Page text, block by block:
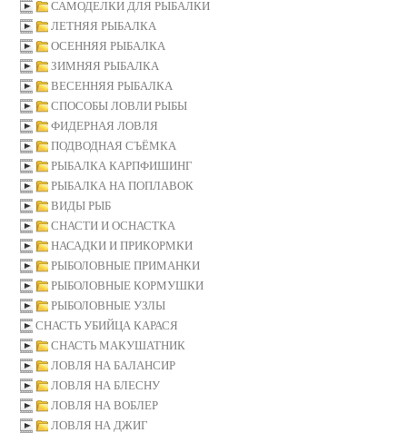
САМОДЕЛКИ ДЛЯ РЫБАЛКИ
ЛЕТНЯЯ РЫБАЛКА
ОСЕННЯЯ РЫБАЛКА
ЗИМНЯЯ РЫБАЛКА
ВЕСЕННЯЯ РЫБАЛКА
СПОСОБЫ ЛОВЛИ РЫБЫ
ФИДЕРНАЯ ЛОВЛЯ
ПОДВОДНАЯ СЪЁМКА
РЫБАЛКА КАРПФИШИНГ
РЫБАЛКА НА ПОПЛАВОК
ВИДЫ РЫБ
СНАСТИ И ОСНАСТКА
НАСАДКИ И ПРИКОРМКИ
РЫБОЛОВНЫЕ ПРИМАНКИ
РЫБОЛОВНЫЕ КОРМУШКИ
РЫБОЛОВНЫЕ УЗЛЫ
СНАСТЬ УБИЙЦА КАРАСЯ
СНАСТЬ МАКУШАТНИК
ЛОВЛЯ НА БАЛАНСИР
ЛОВЛЯ НА БЛЕСНУ
ЛОВЛЯ НА ВОБЛЕР
ЛОВЛЯ НА ДЖИГ